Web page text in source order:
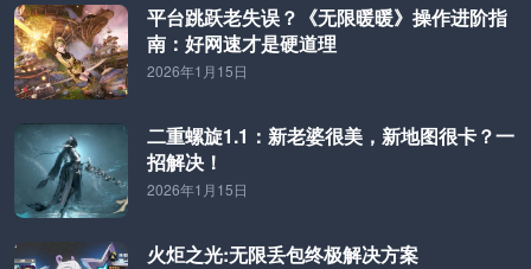
平台跳跃老失误？《无限暖暖》操作进阶指
南：好网速才是硬道理
2026年1月15日
二重螺旋1.1：新老婆很美，新地图很卡？一
招解决！
2026年1月15日
火炬之光:无限丢包终极解决方案